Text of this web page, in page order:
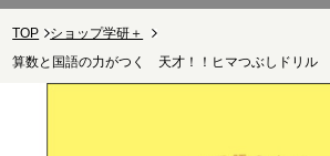
TOP
ショップ学研＋
算数と国語の力がつく 天才！！ヒマつぶしドリル